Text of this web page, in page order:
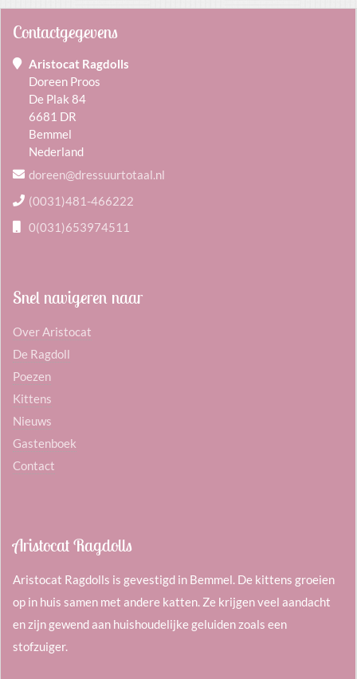
Contactgegevens
Aristocat Ragdolls
Doreen Proos
De Plak 84
6681 DR
Bemmel
Nederland
doreen@dressuurtotaal.nl
(0031)481-466222
0(031)653974511
Snel navigeren naar
Over Aristocat
De Ragdoll
Poezen
Kittens
Nieuws
Gastenboek
Contact
Aristocat Ragdolls
Aristocat Ragdolls is gevestigd in Bemmel. De kittens groeien
op in huis samen met andere katten. Ze krijgen veel aandacht
en zijn gewend aan huishoudelijke geluiden zoals een
stofzuiger.